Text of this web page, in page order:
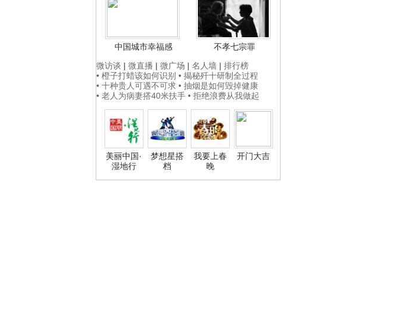
中国城市幸福感
不孝七宗罪
微访谈 | 微直播 | 微广场 | 名人墙 | 排行榜
• 橙子打蜡该如何识别 • 揭秘歼十研制全过程
• 十种贵人可遇不可求 • 抽烟是如何毁掉健康
• 老人为病妻搭40米扶手 • 拒绝浪费从我做起
美丽中国·
湿地行
梦想星搭
档
我要上春
晚
开门大吉